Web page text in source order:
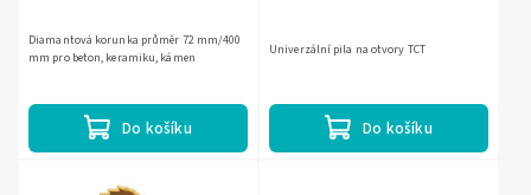
Do košíku
Diamantová korunka průměr 72 mm/400
mm pro beton, keramiku, kámen
Do košíku
Univerzální pila na otvory TCT